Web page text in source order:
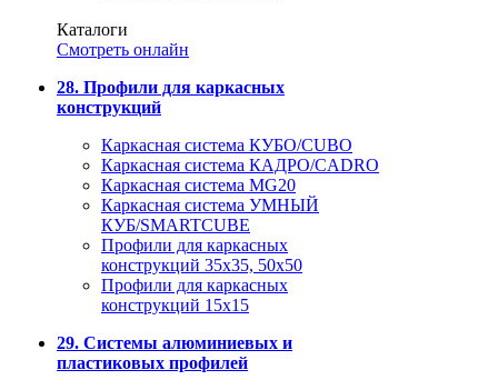
Каталоги
Смотреть онлайн
28. Профили для каркасных
конструкций
Каркасная система КУБО/CUBO
Каркасная система КАДРО/CADRO
Каркасная система MG20
Каркасная система УМНЫЙ
КУБ/SMARTCUBE
Профили для каркасных
конструкций 35x35, 50x50
Профили для каркасных
конструкций 15х15
29. Системы алюминиевых и
пластиковых профилей